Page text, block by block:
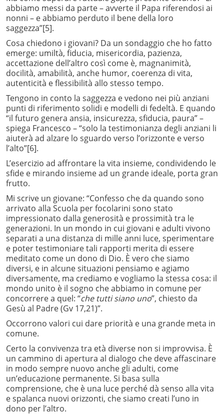
abbiamo messi da parte – avverte il Papa riferendosi ai
nonni – e abbiamo perduto il bene della loro
saggezza”[5].
Cosa chiedono i giovani? Da un sondaggio che ho fatto
emerge: umiltà, fiducia, misericordia, pazienza,
accettazione dell’altro così come è, magnanimità,
docilità, amabilità, anche humor, coerenza di vita,
autenticità e flessibilità allo stesso tempo.
Tengono in conto la saggezza e vedono nei più anziani
punti di riferimento solidi e modelli di fedeltà. E quando
“il futuro genera ansia, insicurezza, sfiducia, paura” –
spiega Francesco – “solo la testimonianza degli anziani li
aiuterà ad alzare lo sguardo verso l’orizzonte e verso
l’alto”[6].
L’esercizio ad affrontare la vita insieme, condividendo le
sfide e mirando insieme ad un grande ideale, porta gran
frutto.
Mi scrive un giovane: “Confesso che da quando sono
arrivato alla Scuola per focolarini sono stato
impressionato dalla generosità e prossimità tra le
generazioni. In un mondo in cui giovani e adulti vivono
separati a una distanza di mille anni luce, sperimentare
e poter testimoniare tali rapporti merita di essere
meditato come un dono di Dio. È vero che siamo
diversi, e in alcune situazioni pensiamo e agiamo
diversamente, ma crediamo e vogliamo la stessa cosa: il
mondo unito è il sogno che abbiamo in comune per
concorrere a quel: “che tutti siano uno”, chiesto da
Gesù al Padre (Gv 17,21)”.
Occorrono valori cui dare priorità e una grande meta in
comune.
Certo la convivenza tra età diverse non si improvvisa. È
un cammino di apertura al dialogo che deve affascinare
in modo sempre nuovo anche gli adulti, come
un’educazione permanente. Si basa sulla
comprensione, che è una luce perché dà senso alla vita
e spalanca nuovi orizzonti, che siamo creati l’uno in
dono per l’altro.